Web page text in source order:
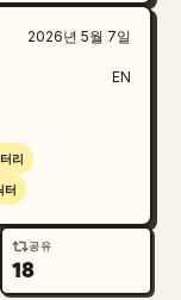
2026년 5월 7일
EN
리
터
공유
18